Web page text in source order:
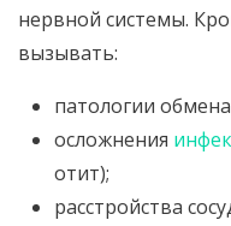
нервной системы.
вызывать:
патологии
осложнения
отит);
расстройства